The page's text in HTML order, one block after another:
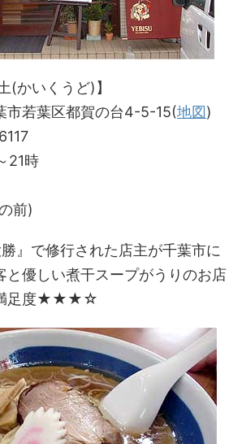
(かいくうど)】
若葉区都賀の台4-5-15(地図)
21時
前)
』で修行された店主が千葉市に
と優しい煮干スープがうりのお店
満足度★★★☆